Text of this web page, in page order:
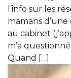
l’info sur les
mamans
au cabinet
m’a
Quand […]